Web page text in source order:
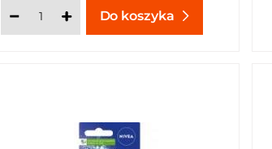
przed utratą wody. Odkryj
ponadczasową formułę – dostępny w
Do koszyka